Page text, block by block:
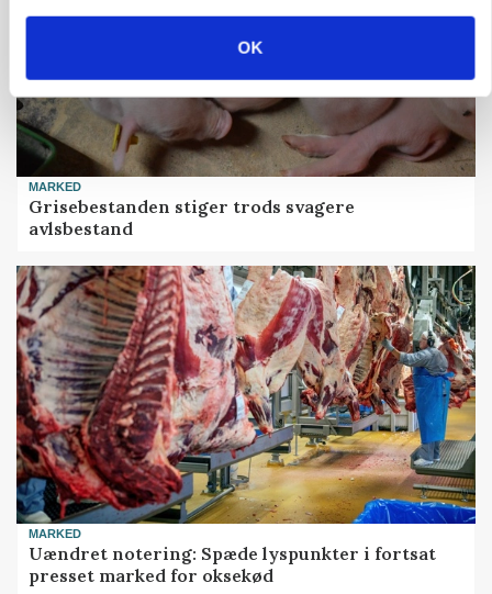
OK
MARKED
Grisebestanden stiger trods svagere
avlsbestand
MARKED
Uændret notering: Spæde lyspunkter i fortsat
presset marked for oksekød